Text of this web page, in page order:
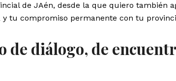
de JAén, desde la que quiero también
tu compromiso permanente con tu
de diálogo, de